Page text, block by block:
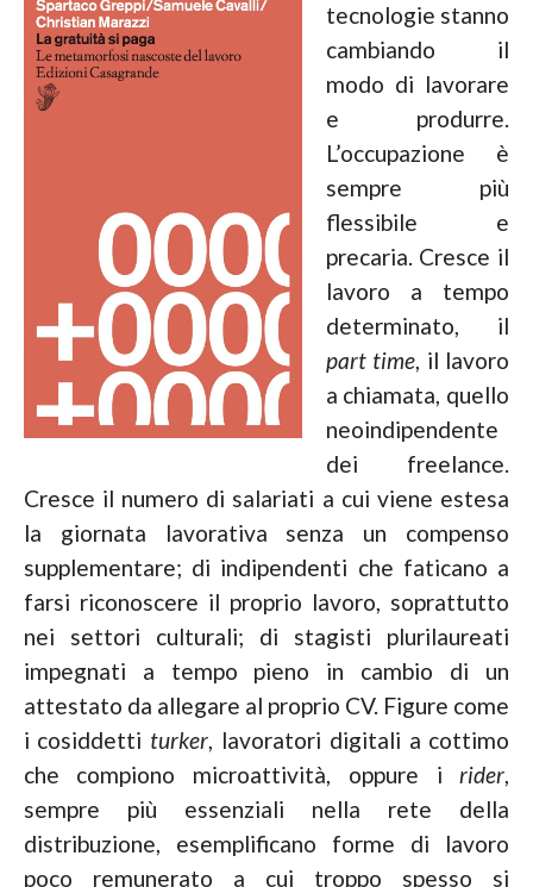
tecnologie stanno
cambiando il
modo di lavorare
e produrre.
L’occupazione è
sempre più
flessibile e
precaria. Cresce il
lavoro a tempo
determinato, il
part time, il lavoro
a chiamata, quello
neoindipendente
dei freelance.
Cresce il numero di salariati a cui viene estesa
la giornata lavorativa senza un compenso
supplementare; di indipendenti che faticano a
farsi riconoscere il proprio lavoro, soprattutto
nei settori culturali; di stagisti plurilaureati
impegnati a tempo pieno in cambio di un
attestato da allegare al proprio CV. Figure come
i cosiddetti turker, lavoratori digitali a cottimo
che compiono microattività, oppure irider,
sempre più essenziali nella rete della
distribuzione, esemplificano forme di lavoro
poco remunerato a cui troppo spesso si